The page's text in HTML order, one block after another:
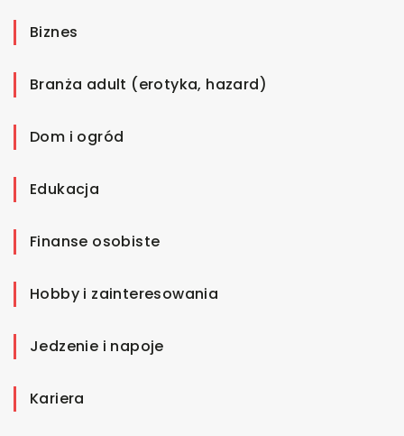
Biznes
Branża adult (erotyka, hazard)
Dom i ogród
Edukacja
Finanse osobiste
Hobby i zainteresowania
Jedzenie i napoje
Kariera